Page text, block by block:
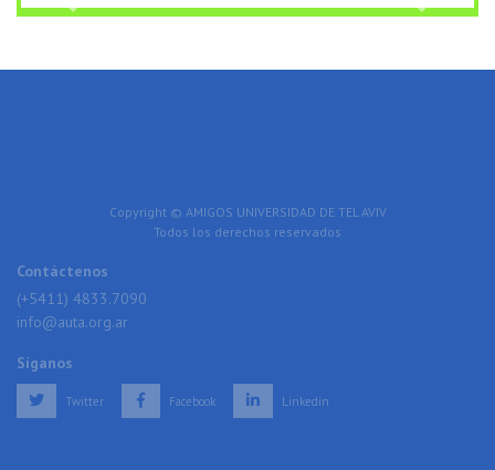
Previous Next
Contáctenos
(+5411) 4833.7090
info@auta.org.ar
Copyright © AMIGOS UNIVERSIDAD DE TEL AVIV
Todos los derechos reservados
Síganos
Twitter Facebook Linkedin